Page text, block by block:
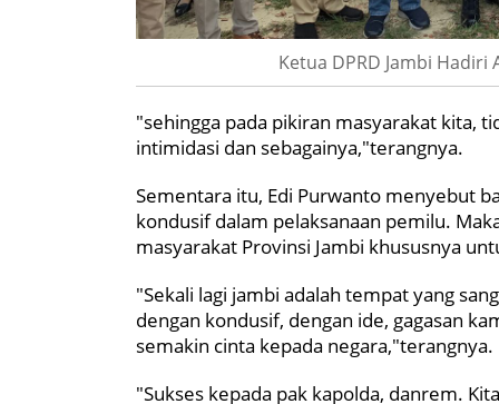
Ketua DPRD Jambi
"sehingga pada pikiran masyarakat kita,
intimidasi dan sebagainya,"terangnya.
Sementara itu, Edi Purwanto menyebut
kondusif dalam pelaksanaan pemilu.
masyarakat Provinsi Jambi khususnya
"Sekali lagi jambi adalah tempat yang
dengan kondusif, dengan ide, gagasan
semakin cinta kepada negara,"terangnya.
"Sukses kepada pak kapolda, danrem.